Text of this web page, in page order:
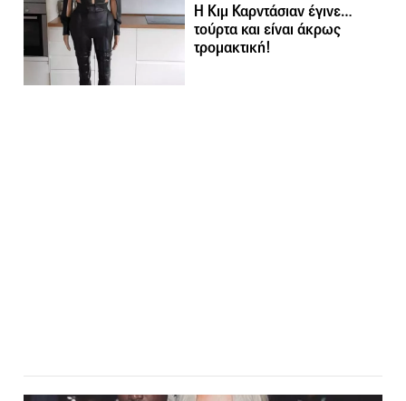
Η Κιμ Καρντάσιαν έγινε…
τούρτα και είναι άκρως
τρομακτική!